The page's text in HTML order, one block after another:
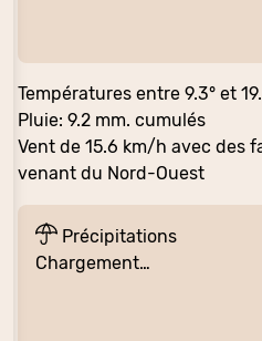
Températures entre 9.3° et
Pluie: 9.2 mm. cumulés
Vent de 15.6 km/h avec des
venant du Nord-Ouest
Précipitations
Chargement…